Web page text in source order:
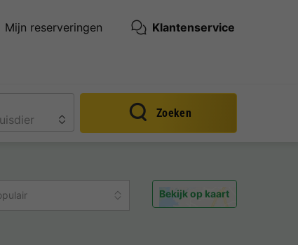
Mijn reserveringen Klantenservice
Zoeken
Bekijk op kaart